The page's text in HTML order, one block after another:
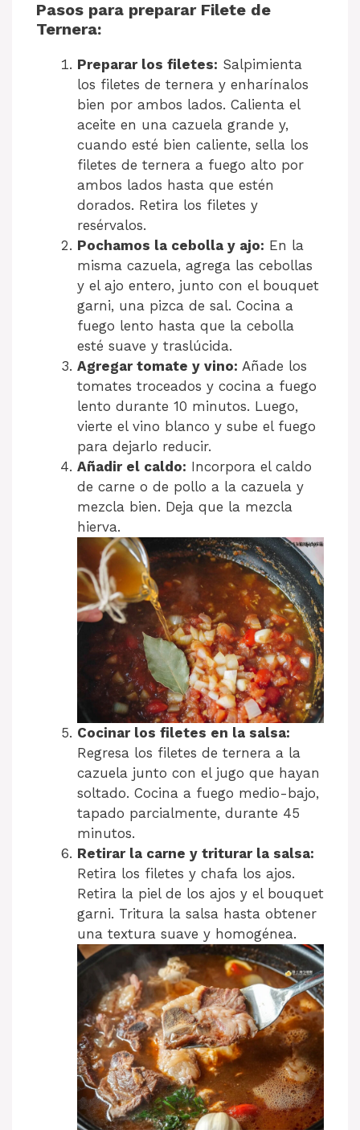
Pasos para preparar Filete de
Ternera:
Preparar los filetes: Salpimienta
los filetes de ternera y enharínalos
bien por ambos lados. Calienta el
aceite en una cazuela grande y,
cuando esté bien caliente, sella los
filetes de ternera a fuego alto por
ambos lados hasta que estén
dorados. Retira los filetes y
resérvalos.
Pochamos la cebolla y ajo: En la
misma cazuela, agrega las cebollas
y el ajo entero, junto con el bouquet
garni, una pizca de sal. Cocina a
fuego lento hasta que la cebolla
esté suave y traslúcida.
Agregar tomate y vino: Añade los
tomates troceados y cocina a fuego
lento durante 10 minutos. Luego,
vierte el vino blanco y sube el fuego
para dejarlo reducir.
Añadir el caldo: Incorpora el caldo
de carne o de pollo a la cazuela y
mezcla bien. Deja que la mezcla
hierva.
Cocinar los filetes en la salsa:
Regresa los filetes de ternera a la
cazuela junto con el jugo que hayan
soltado. Cocina a fuego medio-bajo,
tapado parcialmente, durante 45
minutos.
Retirar la carne y triturar la salsa:
Retira los filetes y chafa los ajos.
Retira la piel de los ajos y el bouquet
garni. Tritura la salsa hasta obtener
una textura suave y homogénea.